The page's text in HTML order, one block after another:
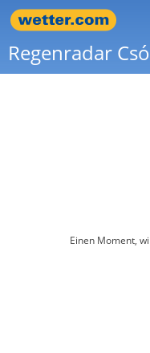
Regenradar
Einen Moment,